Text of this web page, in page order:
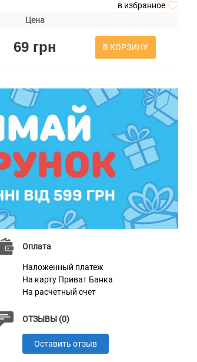
в избранное
Цена
69 грн В КОРЗИНУ
Оплата
Наложенный платеж
На карту Приват Банка
На расчетный счет
ОТЗЫВЫ (0)
Оставить отзыв